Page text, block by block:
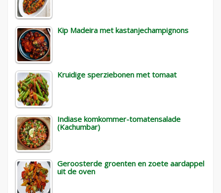
Kip Madeira met kastanjechampignons
Kruidige sperziebonen met tomaat
Indiase komkommer-tomatensalade
(Kachumbar)
Geroosterde groenten en zoete aardappel
uit de oven